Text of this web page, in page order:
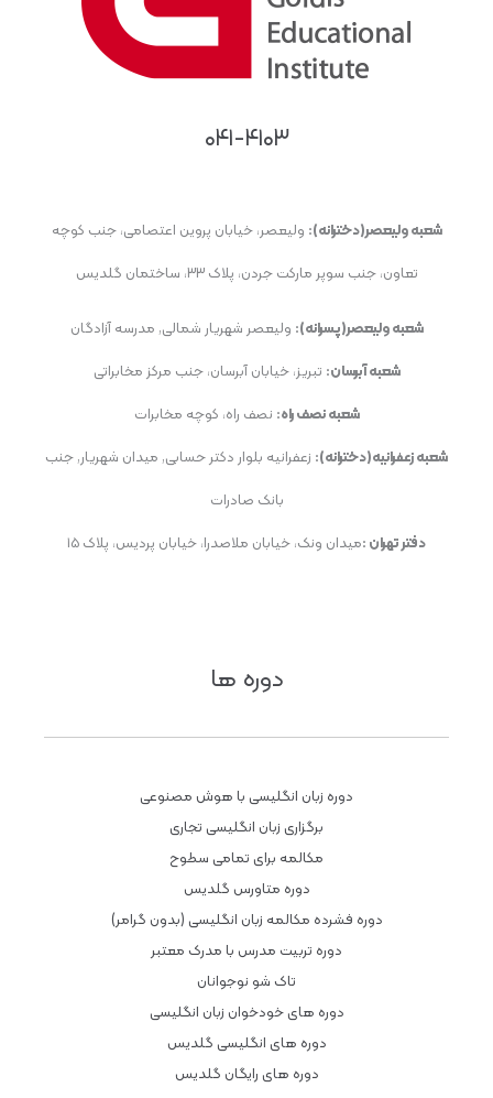
۰۴۱-۴۱۰۳
شعبه ولیعصر(دخترانه): ولیعصر، خیابان پروین اعتصامی، جنب کوچه
تعاون، جنب سوپر مارکت جردن، پلاک ۳۳، ساختمان گلدیس
شعبه ولیعصر(پسرانه): ولیعصر شهریار شمالی, مدرسه آزادگان
شعبه آبرسان: تبریز، خیابان آبرسان، جنب مرکز مخابراتی
شعبه نصف راه: نصف راه، کوچه مخابرات
شعبه زعفرانیه(دخترانه): زعفرانیه بلوار دکتر حسابی, میدان شهریار, جنب
بانک صادرات
دفتر تهران :میدان ونک، خیابان ملاصدرا، خیابان پردیس، پلاک ۱۵
دوره ها
دوره زبان انگلیسی با هوش مصنوعی
برگزاری زبان انگلیسی تجاری
مکالمه برای تمامی سطوح
دوره متاورس گلدیس
دوره فشرده مکالمه زبان انگلیسی (بدون گرامر)
دوره تربیت مدرس با مدرک معتبر
تاک شو نوجوانان
دوره های خودخوان زبان انگلیسی
دوره های انگلیسی گلدیس
دوره های رایگان گلدیس